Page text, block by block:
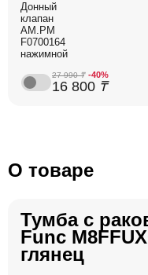
Донный
клапан
AM.PM
F0700164
нажимной
27 990₸ -40%
16 800 ₸
О товаре
Тумба с
Func
глянец